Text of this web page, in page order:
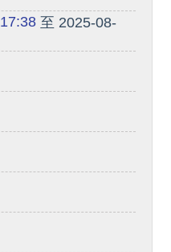
17:38至 2025-08-